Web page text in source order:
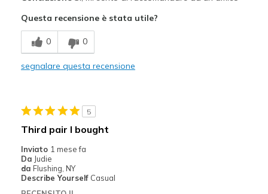
Breathe Well
Comfortable
Migliori Utilizzi:
Width
Sizing
Feels true to size
Questa recensione è stata utile?
0 0
segnalare questa recensione
5
Third pair I bought
Inviato 1 mese fa
Da Judie
da Flushing, NY
Describe Yourself Casual